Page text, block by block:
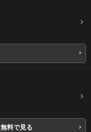
無料で見る